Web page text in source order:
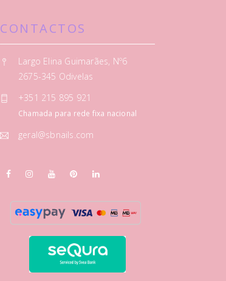
CONTACTOS
Largo Elina Guimarães, Nº6
2675-345 Odivelas
+351 215 895 921
Chamada para rede fixa nacional
geral@sbnails.com